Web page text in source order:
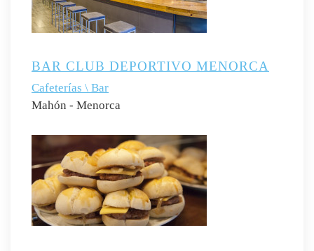
BAR CLUB DEPORTIVO MENORCA
Cafeterías \ Bar
Mahón - Menorca